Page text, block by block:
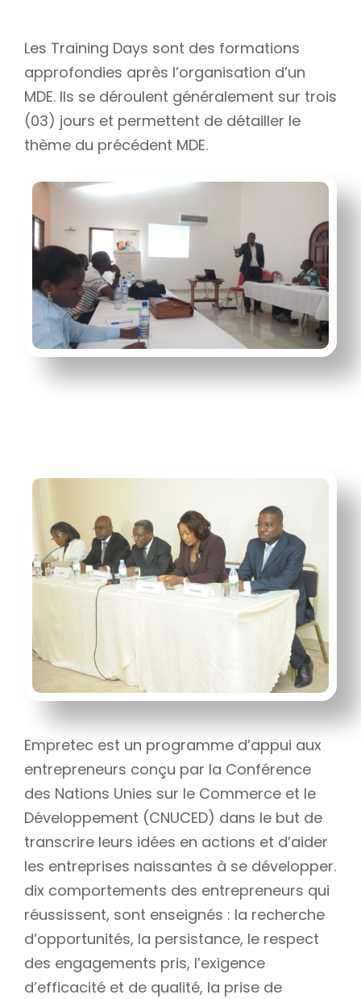
Les Training Days sont des formations
approfondies après l’organisation d’un
MDE. Ils se déroulent généralement sur trois
(03) jours et permettent de détailler le
thème du précédent MDE.
Empretec est un programme d’appui aux
entrepreneurs conçu par la Conférence
des Nations Unies sur le Commerce et le
Développement (CNUCED) dans le but de
transcrire leurs idées en actions et d’aider
les entreprises naissantes à se développer.
dix comportements des entrepreneurs qui
réussissent, sont enseignés : la recherche
d’opportunités, la persistance, le respect
des engagements pris, l’exigence
d’efficacité et de qualité, la prise de